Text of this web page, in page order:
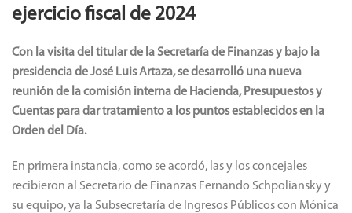
ejercicio fiscal de 2024
Con la visita del titular de la Secretaría de Finanzas y bajo la
presidencia de José Luis Artaza, se desarrolló una nueva
reunión de la comisión interna de Hacienda, Presupuestos y
Cuentas para dar tratamiento a los puntos establecidos en la
Orden del Día.
En primera instancia, como se acordó, las y los concejales
recibieron al Secretario de Finanzas Fernando Schpoliansky y
su equipo, ya la Subsecretaría de Ingresos Públicos con Mónica